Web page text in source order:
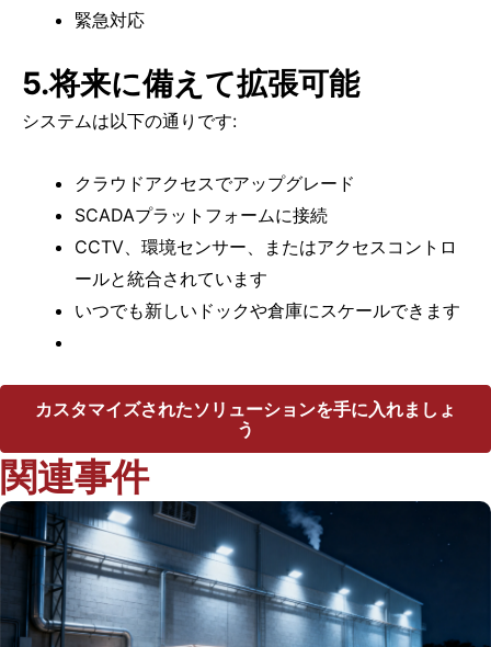
緊急対応
5.将来に備えて拡張可能
システムは以下の通りです:
クラウドアクセスでアップグレード
SCADAプラットフォームに接続
CCTV、環境センサー、またはアクセスコントロ
ールと統合されています
いつでも新しいドックや倉庫にスケールできます
カスタマイズされたソリューションを手に入れましょ
う
関連事件